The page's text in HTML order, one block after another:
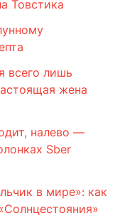
Товстика
всего лишь
жена
налево —
Sber
в мире»: как